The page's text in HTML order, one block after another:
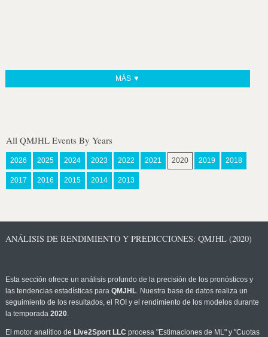
MÁS ▼
All QMJHL Events By Years
2026 2025 2024 2023 2022 2021 2020 2019 2018
2017 2016 2015 2014 2013
ANÁLISIS DE RENDIMIENTO Y PREDICCIONES: QMJHL (2020)
Esta sección ofrece un análisis profundo de la precisión de los pronósticos y
las tendencias estadísticas para QMJHL. Nuestra base de datos realiza un
seguimiento de los resultados, el ROI y el rendimiento de los modelos durante
la temporada 2020.
El motor analítico de Live2Sport LLC procesa "Estimaciones de ML" y "Cuotas